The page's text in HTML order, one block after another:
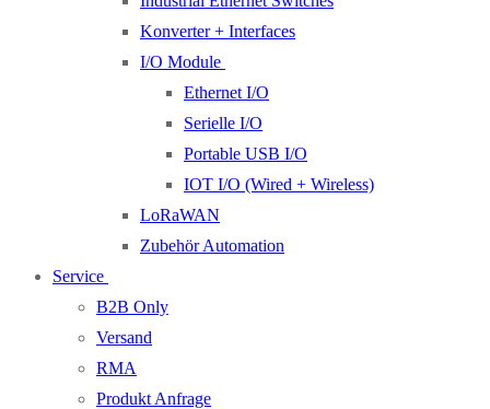
Konverter + Interfaces
I/O Module
Ethernet I/O
Serielle I/O
Portable USB I/O
IOT I/O (Wired + Wireless)
LoRaWAN
Zubehör Automation
Service
B2B Only
Versand
RMA
Produkt Anfrage